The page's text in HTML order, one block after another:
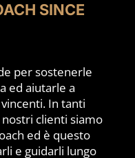
SINCE
per sostenerle
ed aiutarle a
In tanti
clienti siamo
ed è questo
e guidarli lungo